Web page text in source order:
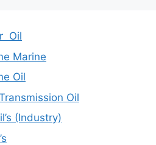
Oil
Marine
Oil
Oil
(Industry)